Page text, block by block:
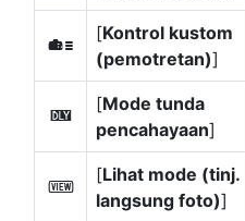
w
[Kontrol kustom
(pemotretan)]
z
[Mode tunda
pencahayaan]
m
[Lihat mode (tinj.
langsung foto)]